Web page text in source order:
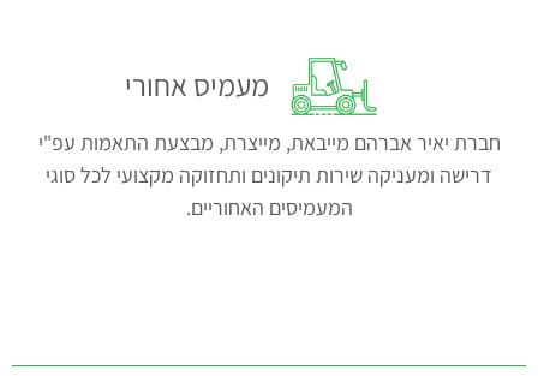
מעמיס אחורי
חברת יאיר אברהם מייבאת, מייצרת, מבצעת התאמות עפ"י
דרישה ומעניקה שירות תיקונים ותחזוקה מקצועי לכל סוגי
המעמיסים האחוריים.